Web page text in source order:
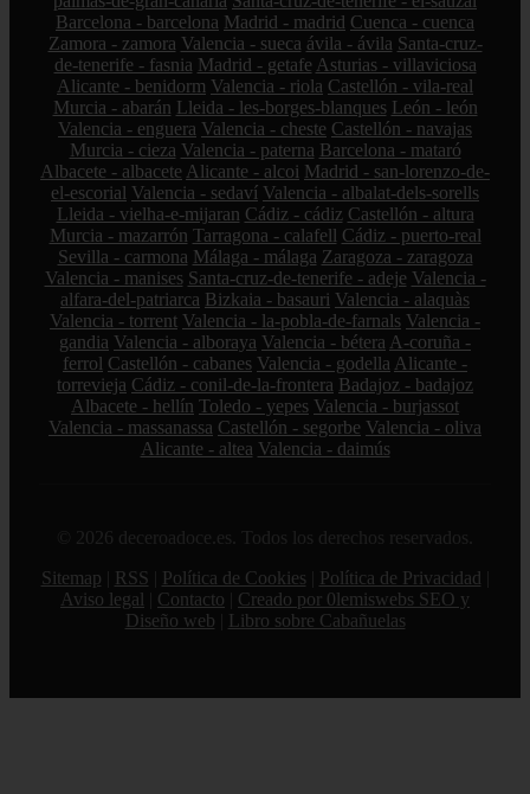
Barcelona - barcelona Madrid - madrid Cuenca - cuenca
Zamora - zamora Valencia - sueca ávila - ávila Santa-cruz-
de-tenerife - fasnia Madrid - getafe Asturias - villaviciosa
Alicante - benidorm Valencia - riola Castellón - vila-real
Murcia - abarán Lleida - les-borges-blanques León - león
Valencia - enguera Valencia - cheste Castellón - navajas
Murcia - cieza Valencia - paterna Barcelona - mataró
Albacete - albacete Alicante - alcoi Madrid - san-lorenzo-de-
el-escorial Valencia - sedaví Valencia - albalat-dels-sorells
Lleida - vielha-e-mijaran Cádiz - cádiz Castellón - altura
Murcia - mazarrón Tarragona - calafell Cádiz - puerto-real
Sevilla - carmona Málaga - málaga Zaragoza - zaragoza
Valencia - manises Santa-cruz-de-tenerife - adeje Valencia -
alfara-del-patriarca Bizkaia - basauri Valencia - alaquàs
Valencia - torrent Valencia - la-pobla-de-farnals Valencia -
gandia Valencia - alboraya Valencia - bétera A-coruña -
ferrol Castellón - cabanes Valencia - godella Alicante -
torrevieja Cádiz - conil-de-la-frontera Badajoz - badajoz
Albacete - hellín Toledo - yepes Valencia - burjassot
Valencia - massanassa Castellón - segorbe Valencia - oliva
Alicante - altea Valencia - daimús
© 2026 deceroadoce.es. Todos los derechos reservados.
Sitemap
RSS Política de Cookies Política de Privacidad
Aviso legal
Contacto
Creado por 0lemiswebs SEO y
Diseño web
Libro sobre Cabañuelas